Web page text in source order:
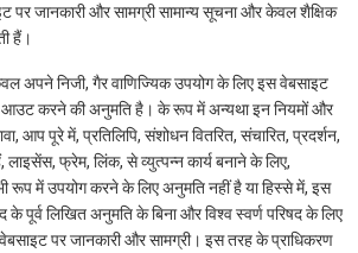
जानकारी और सामग्री सामान्य सूचना और केवल शैक्षिक
हैं।
अपने निजी, गैर वाणिज्यिक उपयोग के लिए इस वेबसाइट
आउट करने की अनुमति है। के रूप में अन्यथा इन नियमों और
आप पूरे में, प्रतिलिपि, संशोधन वितरित, संचारित, प्रदर्शन,
लाइसेंस, फ्रेम, लिंक, से व्युत्पन्न कार्य बनाने के लिए,
रूप में उपयोग करने के लिए अनुमति नहीं है या हिस्से में, इस
के पूर्व लिखित अनुमति के बिना और विश्व स्वर्ण परिषद के लिए
पर जानकारी और सामग्री। इस तरह के प्राधिकरण